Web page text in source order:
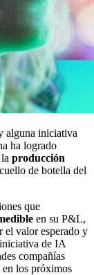
alguna iniciativa
ha logrado
producción
de botella del
que
en su P&L,
el valor esperado y
de IA
compañías
en los próximos